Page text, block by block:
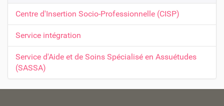
a
v
i
g
a
t
i
Centre d'Insertion Socio-Professionnelle (CISP)
Service intégration
Service d'Aide et de Soins Spécialisé en Assuétudes
(SASSA)